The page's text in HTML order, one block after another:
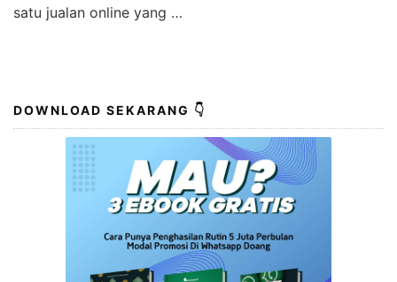
satu jualan online yang …
DOWNLOAD SEKARANG 👇